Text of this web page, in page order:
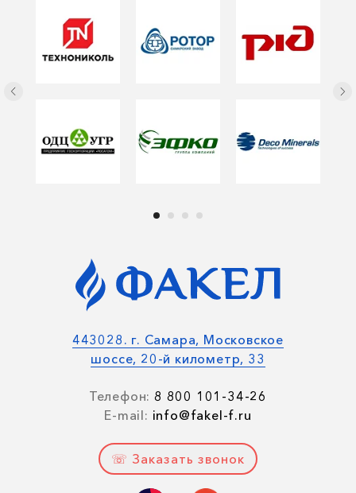
443028. г. Самара, Московское
шоссе, 20-й километр, 33
Телефон: 8 800 101-34-26
E-mail: info@fakel-f.ru
☏ Заказать звонок